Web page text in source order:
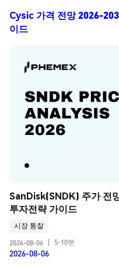
Cysic 가격 전망 2026-
이드
SanDisk(SNDK) 주가 전
투자전략 가이드
시장 통찰
2026-08-06
5-10분
2026-08-06